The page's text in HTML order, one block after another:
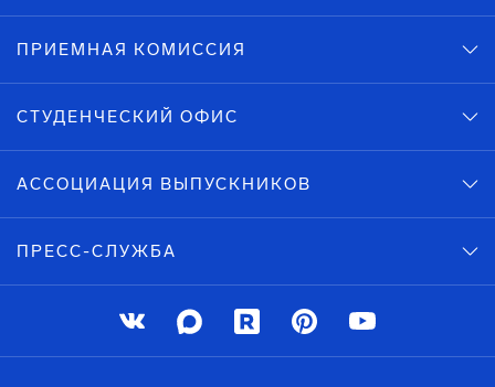
ПРИЕМНАЯ КОМИССИЯ
СТУДЕНЧЕСКИЙ ОФИС
АССОЦИАЦИЯ ВЫПУСКНИКОВ
ПРЕСС-СЛУЖБА